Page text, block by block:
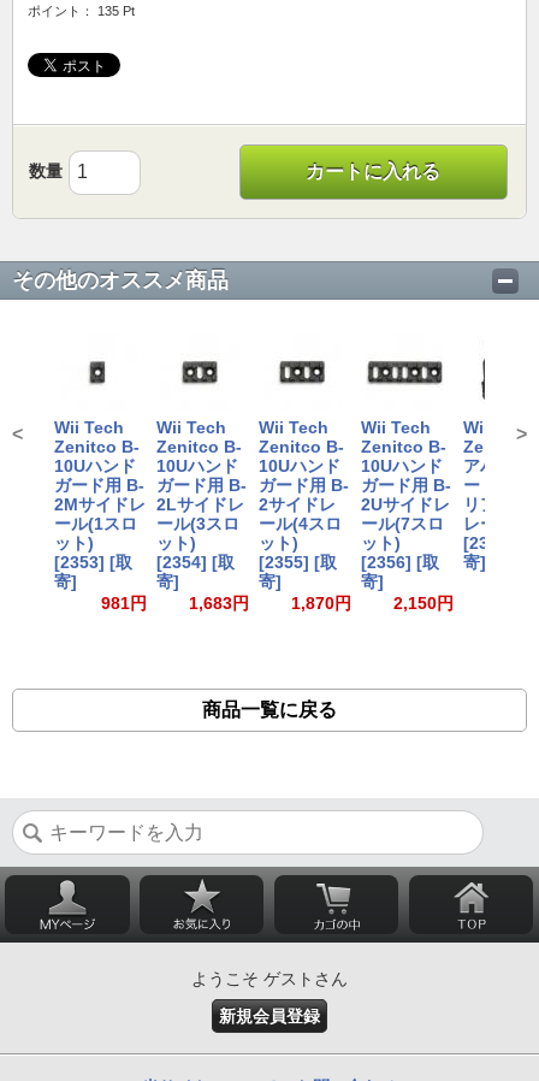
ポイント： 135 Pt
数量 カートに入れる
その他のオススメ商品
Wii Tech
Zenitco B-
10Uハンド
ガード用 B-
2Mサイドレ
ール(1スロ
ット)
[2353] [取
寄]
981円
Wii Tech
Zenitco B-
10Uハンド
ガード用 B-
2Lサイドレ
ール(3スロ
ット)
[2354] [取
寄]
1,683円
Wii Tech
Zenitco B-
10Uハンド
ガード用 B-
2サイドレ
ール(4スロ
ット)
[2355] [取
寄]
1,870円
Wii Tech
Zenitco B-
10Uハンド
ガード用 B-
2Uサイドレ
ール(7スロ
ット)
[2356] [取
寄]
2,150円
Wii Tech
Zenitco
アハンド
ード用B-
リアサイ
レール
[2352] [
寄]
< >
商品一覧に戻る
ようこそ ゲストさん
新規会員登録